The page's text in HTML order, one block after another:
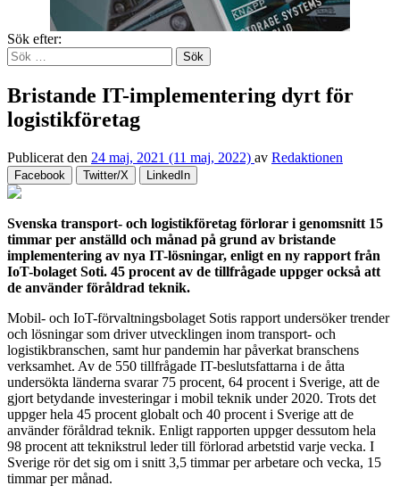
Sök efter:
Bristande IT-implementering dyrt för
logistikföretag
Publicerat den 24 maj, 2021 (11 maj, 2022) av Redaktionen
Facebook Twitter/X LinkedIn
Svenska transport- och logistikföretag förlorar i genomsnitt 15
timmar per anställd och månad på grund av bristande
implementering av nya IT-lösningar, enligt en ny rapport från
IoT-bolaget Soti. 45 procent av de tillfrågade uppger också att
de använder föråldrad teknik.
Mobil- och IoT-förvaltningsbolaget Sotis rapport undersöker trender
och lösningar som driver utvecklingen inom transport- och
logistikbranschen, samt hur pandemin har påverkat branschens
verksamhet. Av de 550 tillfrågade IT-beslutsfattarna i de åtta
undersökta länderna svarar 75 procent, 64 procent i Sverige, att de
gjort betydande investeringar i mobil teknik under 2020. Trots det
uppger hela 45 procent globalt och 40 procent i Sverige att de
använder föråldrad teknik. Enligt rapporten uppger dessutom hela
98 procent att teknikstrul leder till förlorad arbetstid varje vecka. I
Sverige rör det sig om i snitt 3,5 timmar per arbetare och vecka, 15
timmar per månad.